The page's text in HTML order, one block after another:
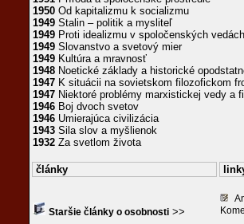
1950 Od kapitalizmu k socializmu
1949 Stalin – politik a mysliteľ
1949 Proti idealizmu v spoločenských vedách
1949 Slovanstvo a svetový mier
1949 Kultúra a mravnosť
1948 Noetické základy a historické
1947 K situácii na sovietskom filozofickom
1947 Niektoré problémy marxistickej vedy a
1946 Boj dvoch svetov
1946 Umierajúca civilizácia
1943 Sila slov a myšlienok
1932 Za svetlom života
články
Staršie články o osobnosti >>